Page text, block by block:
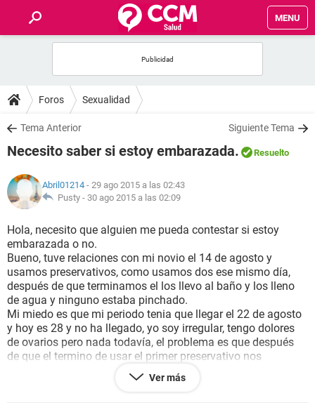
MENU
FOROS
SALUD
NUTRICIÓN
BIENESTAR
SEXUALIDAD
GLOSARIO
Foros Sexualidad
Tema Anterior Siguiente Tema
Necesito saber si estoy embarazada. Resuelto
Abril01214 - 29 ago 2015 a las 02:43
Pusty - 30 ago 2015 a las 02:09
Hola, necesito que alguien me pueda contestar si estoy
embarazada o no.
Bueno, tuve relaciones con mi novio el 14 de agosto y
usamos preservativos, como usamos dos ese mismo día,
después de que terminamos el los llevo al baño y los lleno
de agua y ninguno estaba pinchado.
Mi miedo es que mi periodo tenia que llegar el 22 de agosto
y hoy es 28 y no ha llegado, yo soy irregular, tengo dolores
de ovarios pero nada todavía, el problema es que después
de que el termino de usar el primer preservativo nos
acostamos y al rato el comenzó a frotar sus partes con las
mías y tengo miedo de que aya podido quedar embarazada
Ver más